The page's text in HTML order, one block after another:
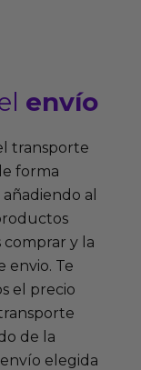
envío
transporte
forma
al
comprar y la
envio. Te
el precio
de la
elegida